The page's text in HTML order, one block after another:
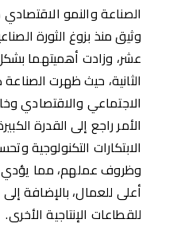
الصناعة والنمو
وثيق منذ بزوغ الثورة
عشر، وزادت أهميتهما
الثانية، حيث ظهرت
الاجتماعي والاقتصادي
اﻷمر راجع إلى القدرة
الابتكارات التكنولوجية
وظروف عملهم، مما يؤدي
أعلى للعمال، بالإضافة
للقطاعات الإنتاجية الأخرى.